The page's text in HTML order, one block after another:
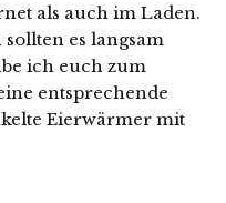
als auch im Laden.
es langsam
ich euch zum
entsprechende
Eierwärmer mit